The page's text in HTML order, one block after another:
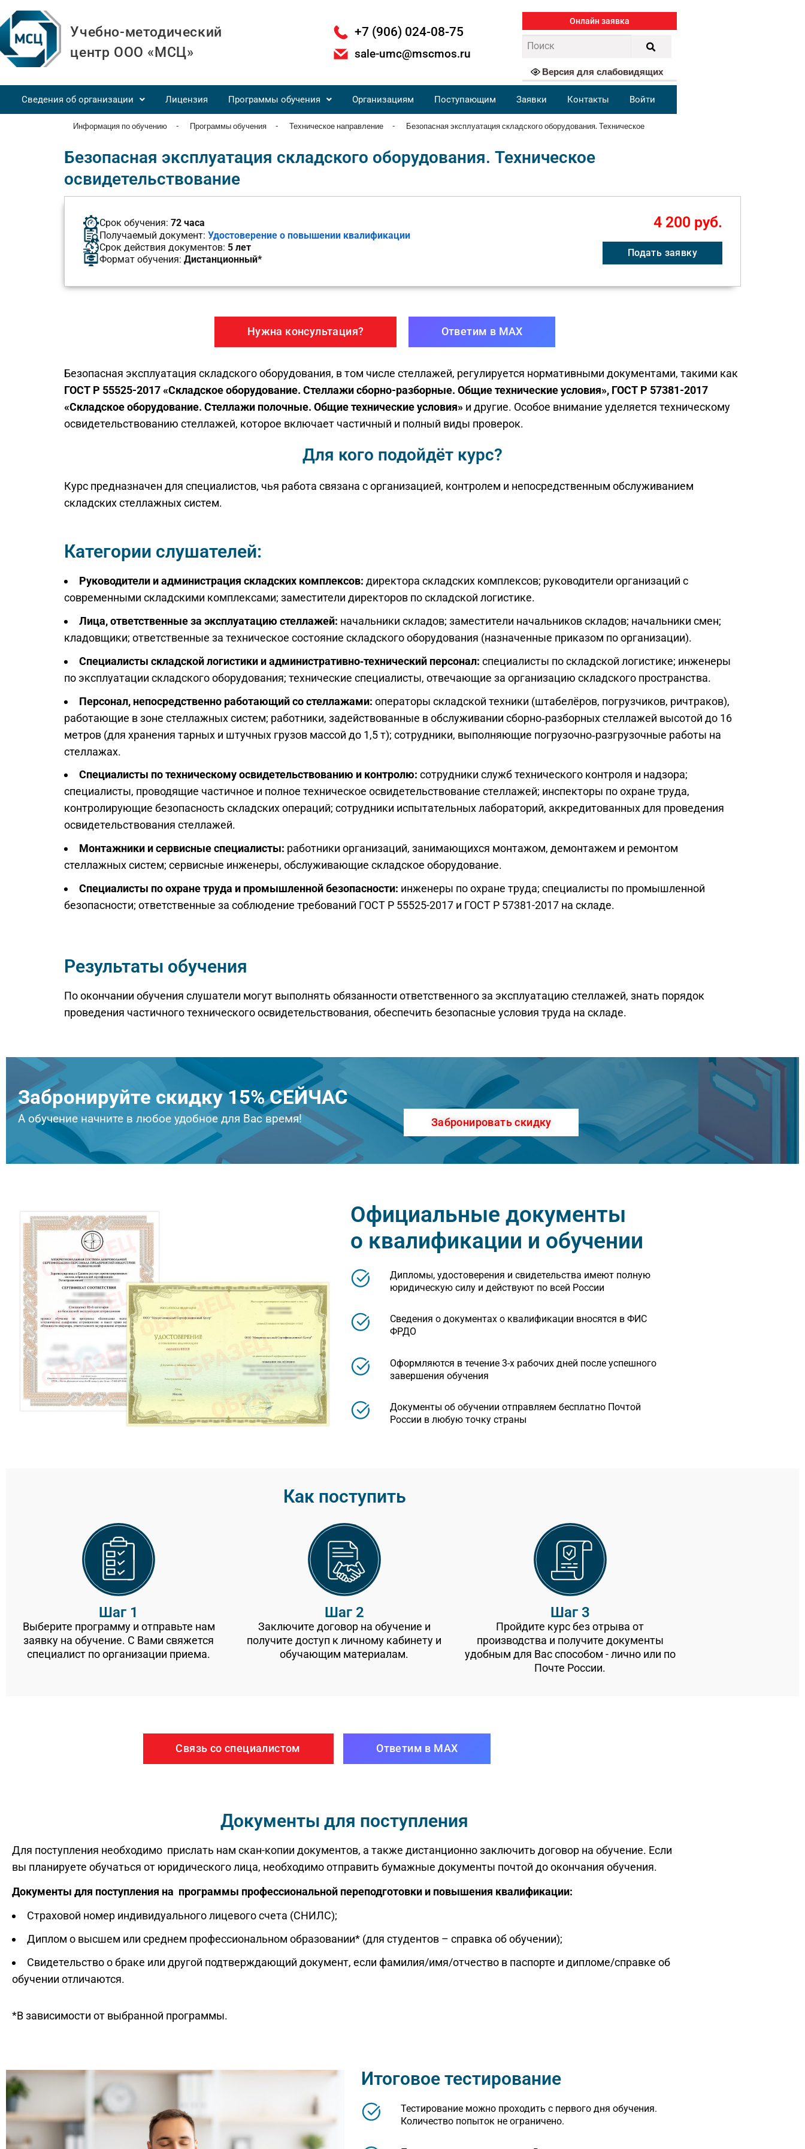
Учебно-методический
центр ООО «МСЦ»
+7 (906) 024-08-75
sale-umc@mscmos.ru
Онлайн заявка
Версия для слабовидящих
Сведения об организации Лицензия Программы обучения Организациям Поступающим Заявки Контакты Войти
Информация по обучению - Программы обучения - Техническое направление - Безопасная эксплуатация складского оборудования. Техническое
Безопасная эксплуатация складского оборудования. Техническое
освидетельствование
Срок обучения: 72 часа
Получаемый документ: Удостоверение о повышении квалификации
Срок действия документов: 5 лет
Формат обучения: Дистанционный*
4 200 руб.
Подать заявку
Нужна консультация? Ответим в MAX
Безопасная эксплуатация складского оборудования, в том числе стеллажей, регулируется нормативными документами, такими как
ГОСТ Р 55525-2017 «Складское оборудование. Стеллажи сборно-разборные. Общие технические условия», ГОСТ Р 57381-2017
«Складское оборудование. Стеллажи полочные. Общие технические условия» и другие. Особое внимание уделяется техническому
освидетельствованию стеллажей, которое включает частичный и полный виды проверок.
Для кого подойдёт курс?
Курс предназначен для специалистов, чья работа связана с организацией, контролем и непосредственным обслуживанием
складских стеллажных систем.
Категории слушателей:
Руководители и администрация складских комплексов: директора складских комплексов; руководители организаций с
современными складскими комплексами; заместители директоров по складской логистике.
Лица, ответственные за эксплуатацию стеллажей: начальники складов; заместители начальников складов; начальники смен;
кладовщики; ответственные за техническое состояние складского оборудования (назначенные приказом по организации).
Специалисты складской логистики и административно‑технический персонал: специалисты по складской логистике; инженеры
по эксплуатации складского оборудования; технические специалисты, отвечающие за организацию складского пространства.
Персонал, непосредственно работающий со стеллажами: операторы складской техники (штабелёров, погрузчиков, ричтраков),
работающие в зоне стеллажных систем; работники, задействованные в обслуживании сборно‑разборных стеллажей высотой до 16
метров (для хранения тарных и штучных грузов массой до 1,5 т); сотрудники, выполняющие погрузочно‑разгрузочные работы на
стеллажах.
Специалисты по техническому освидетельствованию и контролю: сотрудники служб технического контроля и надзора;
специалисты, проводящие частичное и полное техническое освидетельствование стеллажей; инспекторы по охране труда,
контролирующие безопасность складских операций; сотрудники испытательных лабораторий, аккредитованных для проведения
освидетельствования стеллажей.
Монтажники и сервисные специалисты: работники организаций, занимающихся монтажом, демонтажем и ремонтом
стеллажных систем; сервисные инженеры, обслуживающие складское оборудование.
Специалисты по охране труда и промышленной безопасности: инженеры по охране труда; специалисты по промышленной
безопасности; ответственные за соблюдение требований ГОСТ Р 55525-2017 и ГОСТ Р 57381-2017 на складе.
Результаты обучения
По окончании обучения слушатели могут выполнять обязанности ответственного за эксплуатацию стеллажей, знать порядок
проведения частичного технического освидетельствования, обеспечить безопасные условия труда на складе.
Забронируйте скидку 15% СЕЙЧАС
А обучение начните в любое удобное для Вас время! Забронировать скидку
Официальные документы
о квалификации и обучении
Дипломы, удостоверения и свидетельства имеют полную
юридическую силу и действуют по всей России
Сведения о документах о квалификации вносятся в ФИС
ФРДО
Оформляются в течение 3-х рабочих дней после успешного
завершения обучения
Документы об обучении отправляем бесплатно Почтой
России в любую точку страны
Как поступить
Шаг 1
Выберите программу и отправьте нам
заявку на обучение. С Вами свяжется
специалист по организации приема.
Шаг 2
Заключите договор на обучение и
получите доступ к личному кабинету и
обучающим материалам.
Шаг 3
Пройдите курс без отрыва от
производства и получите документы
удобным для Вас способом - лично или по
Почте России.
Связь со специалистом Ответим в MAX
Документы для поступления
Для поступления необходимо прислать нам скан-копии документов, а также дистанционно заключить договор на обучение. Если
вы планируете обучаться от юридического лица, необходимо отправить бумажные документы почтой до окончания обучения.
Документы для поступления на программы профессиональной переподготовки и повышения квалификации:
Страховой номер индивидуального лицевого счета (СНИЛС);
Диплом о высшем или среднем профессиональном образовании* (для студентов – справка об обучении);
Свидетельство о браке или другой подтверждающий документ, если фамилия/имя/отчество в паспорте и дипломе/справке об
обучении отличаются.
*В зависимости от выбранной программы.
Итоговое тестирование
Тестирование можно проходить с первого дня обучения.
Количество попыток не ограничено.